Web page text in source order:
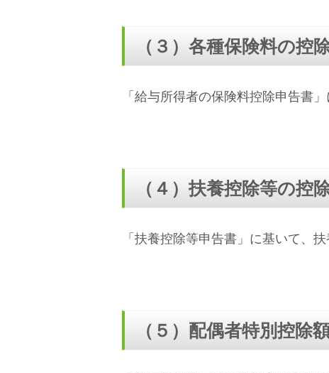
（３）各種保険料の控
「給与所得者の保険料控除申告書
（４）扶養控除等の控
「扶養控除等申告書」に基いて、
（５）配偶者特別控除